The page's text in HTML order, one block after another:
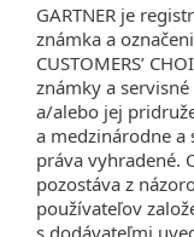
GARTNER je
známka a
CUSTOMERS’
známky a
a/alebo jej
a medzinárodne a
práva vyhradené.
pozostáva z
používateľov
s dodávateľmi